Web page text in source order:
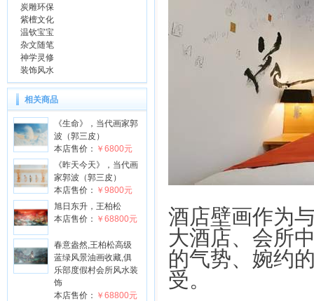
炭雕环保
紫檀文化
温钦宝宝
杂文随笔
神学灵修
装饰风水
相关商品
《生命》，当代画家郭
波（郭三皮）
本店售价： ￥6800元
《昨天今天》，当代画
家郭波（郭三皮）
本店售价： ￥9800元
旭日东升，王柏松
本店售价： ￥68800元
春意盎然,王柏松高级
蓝绿风景油画收藏,俱
乐部度假村会所风水装
饰
本店售价： ￥68800元
酒店壁画作为
大酒店、会所
的气势、婉约
受。